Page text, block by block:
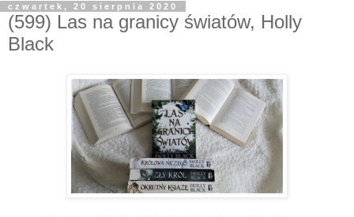
czwartek, 20 sierpnia 2020
(599) Las na granicy światów, Holly
Black